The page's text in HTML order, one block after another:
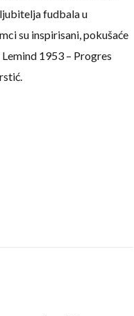
fudbala u
su inspirisani, pokušaće
1953 – Progres